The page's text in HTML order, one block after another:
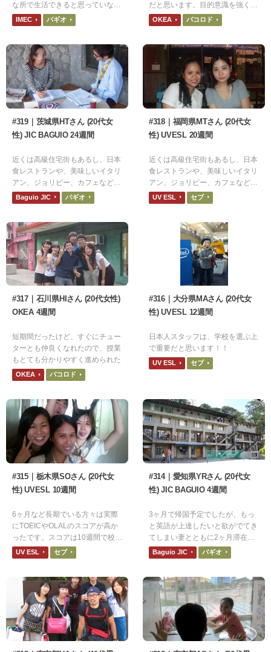
な所で生活できると思っていなか
ったので、 初めに部屋を見た時
はビックリしました。
IMEC バギオ
だと思います。目的意識を強く持
つと良いと思います！
OKEA バコロド
#319｜茨城県HTさん (20代女
性) JIC BAGUIO 24週間
近くは高級住宅街もあるし、日本
食レストランや、美味しいイタリ
アン、ジョリビー、カフェなど沢
山あって便利です
Baguio JIC バギオ
#318｜福岡県MTさん (20代女
性) UVESL 20週間
近くは高級住宅街もあるし、日本
食レストランや、美味しいイタリ
アン、ジョリビー、カフェなど沢
山あって便利です
UV ESL セブ
#317｜石川県HIさん (20代女性)
OKEA 4週間
短期間だったけど、すぐにチュー
ターとも仲良くなれたので、授業
もとても分かりやすく進められた
OKEA バコロド
#316｜大分県MAさん (20代女
性) UVESL 12週間
日本人スタッフは、学校を選ぶ上
で重要だと思います！！
UV ESL セブ
#315｜栃木県SOさん (20代女
性) UVESL 10週間
6ヶ月など長期でいる方々は実際
にTOEICやOLALのスコアが高か
ったです。スコアは10週間で校内
模擬試験で215点上昇しました。
UV ESL セブ
#314｜愛知県YRさん (20代女
性) JIC BAGUIO 4週間
3ヶ月で帰国予定でしたが、もっ
と英語が上達したいと欲がでてき
てしまい妻とともに2ヶ月滞在を
延長しました。
Baguio JIC バギオ